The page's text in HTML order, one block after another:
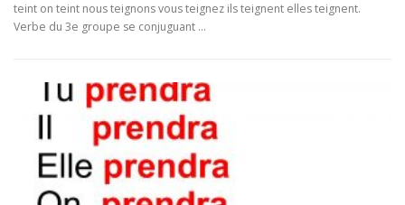
teint on teint nous teignons vous teignez ils teignent elles teignent.
Verbe du 3e groupe se conjuguant …